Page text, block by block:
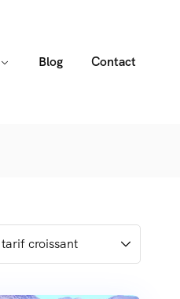
Blog Contact